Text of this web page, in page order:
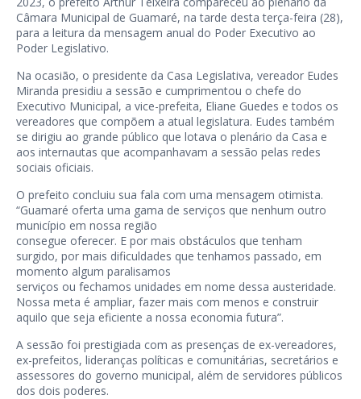
Câmara Municipal de Guamaré, na tarde desta terça-feira (28),
para a leitura da mensagem anual do Poder Executivo ao
Poder Legislativo.
Na ocasião, o presidente da Casa Legislativa, vereador Eudes
Miranda presidiu a sessão e cumprimentou o chefe do
Executivo Municipal, a vice-prefeita, Eliane Guedes e todos os
vereadores que compõem a atual legislatura. Eudes também
se dirigiu ao grande público que lotava o plenário da Casa e
aos internautas que acompanhavam a sessão pelas redes
sociais oficiais.
O prefeito concluiu sua fala com uma mensagem otimista.
“Guamaré oferta uma gama de serviços que nenhum outro
município em nossa região
consegue oferecer. E por mais obstáculos que tenham
surgido, por mais dificuldades que tenhamos passado, em
momento algum paralisamos
serviços ou fechamos unidades em nome dessa austeridade.
Nossa meta é ampliar, fazer mais com menos e construir
aquilo que seja eficiente a nossa economia futura”.
A sessão foi prestigiada com as presenças de ex-vereadores,
ex-prefeitos, lideranças políticas e comunitárias, secretários e
assessores do governo municipal, além de servidores públicos
dos dois poderes.